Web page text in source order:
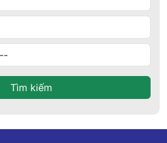
Tìm kiếm